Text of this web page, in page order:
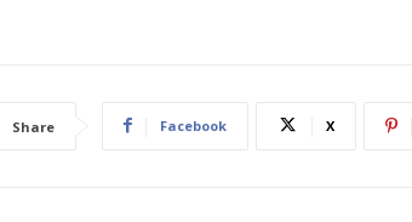
Share Facebook X